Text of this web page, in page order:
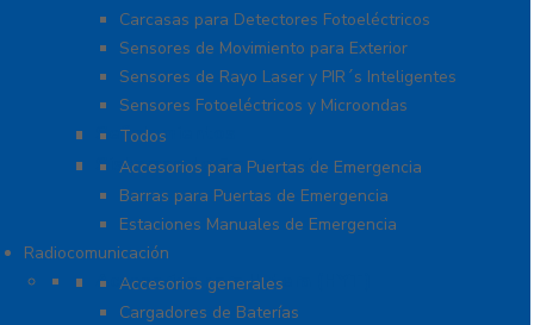
Carcasas para Detectores Fotoeléctricos
Sensores de Movimiento para Exterior
Sensores de Rayo Laser y PIR´s Inteligentes
Sensores Fotoeléctricos y Microondas
Señalamientos
Todos
Sistemas de Emergencia
Accesorios para Puertas de Emergencia
Barras para Puertas de Emergencia
Estaciones Manuales de Emergencia
Radiocomunicación
Accesorios para Hytera (HYT)
Accesorios generales
Cargadores de Baterías